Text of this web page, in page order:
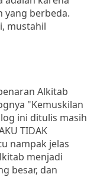
yang berbeda.
mustahil
Alkitab
"Kemuskilan
ini ditulis masih
TIDAK
nampak jelas
menjadi
besar, dan